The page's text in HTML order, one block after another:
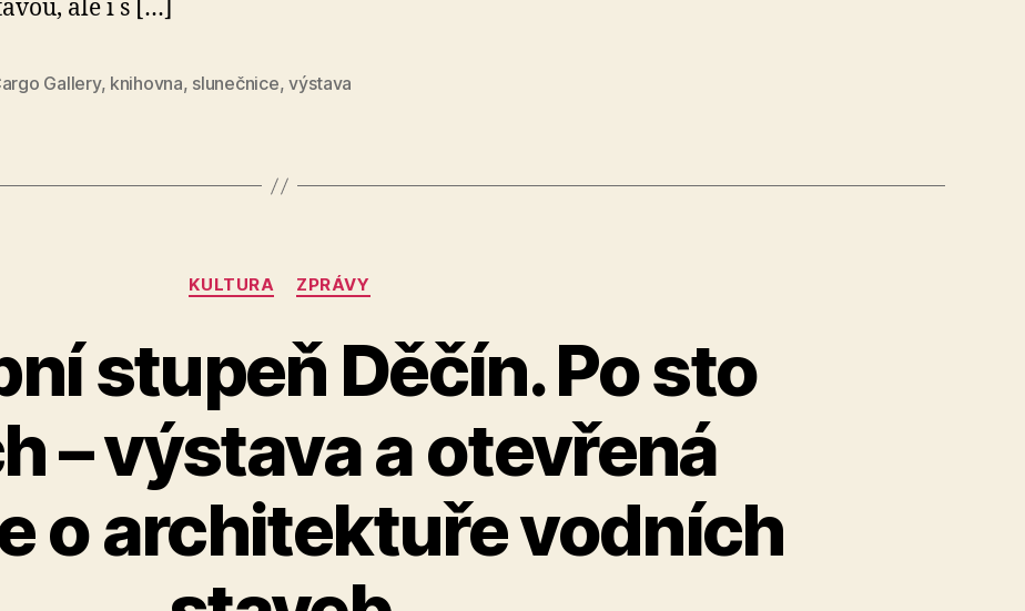
ale i s […]
Gallery, knihovna, slunečnice,výstava
Rubriky
KULTURA ZPRÁVY
stupeň Děčín. Po sto
– výstava a otevřená
o architektuře vodních